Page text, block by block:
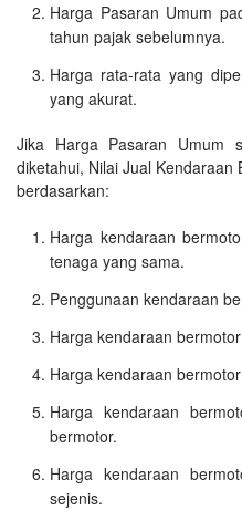
Harga Pasaran Umum
tahun pajak sebelumnya.
Harga rata-rata yang
yang akurat.
Jika Harga Pasaran Umum
diketahui, Nilai Jual Kendaraan
berdasarkan:
Harga kendaraan
tenaga yang sama.
Penggunaan kendaraan
Harga kendaraan
Harga kendaraan
Harga kendaraan
bermotor.
Harga kendaraan
sejenis.